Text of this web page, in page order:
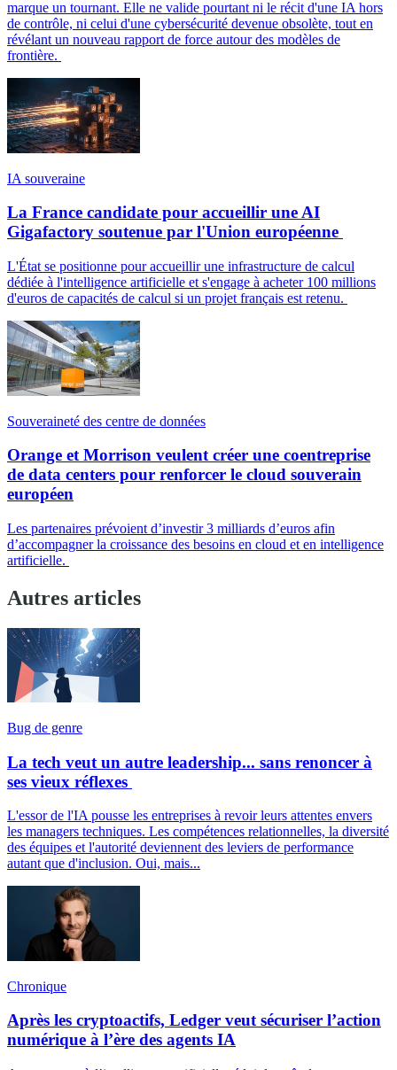
marque un tournant. Elle ne valide pourtant ni le récit d'une IA hors
de contrôle, ni celui d'une cybersécurité devenue obsolète, tout en
révélant un nouveau rapport de force autour des modèles de
frontière.
IA souveraine
La France candidate pour accueillir une AI
Gigafactory soutenue par l'Union européenne
L'État se positionne pour accueillir une infrastructure de calcul
dédiée à l'intelligence artificielle et s'engage à acheter 100 millions
d'euros de capacités de calcul si un projet français est retenu.
Souveraineté des centre de données
Orange et Morrison veulent créer une coentreprise
de data centers pour renforcer le cloud souverain
européen
Les partenaires prévoient d’investir 3 milliards d’euros afin
d’accompagner la croissance des besoins en cloud et en intelligence
artificielle.
Autres articles
Bug de genre
La tech veut un autre leadership... sans renoncer à
ses vieux réflexes
L'essor de l'IA pousse les entreprises à revoir leurs attentes envers
les managers techniques. Les compétences relationnelles, la diversité
des équipes et l'autorité deviennent des leviers de performance
autant que d'inclusion. Oui, mais...
Chronique
Après les cryptoactifs, Ledger veut sécuriser l’action
numérique à l’ère des agents IA